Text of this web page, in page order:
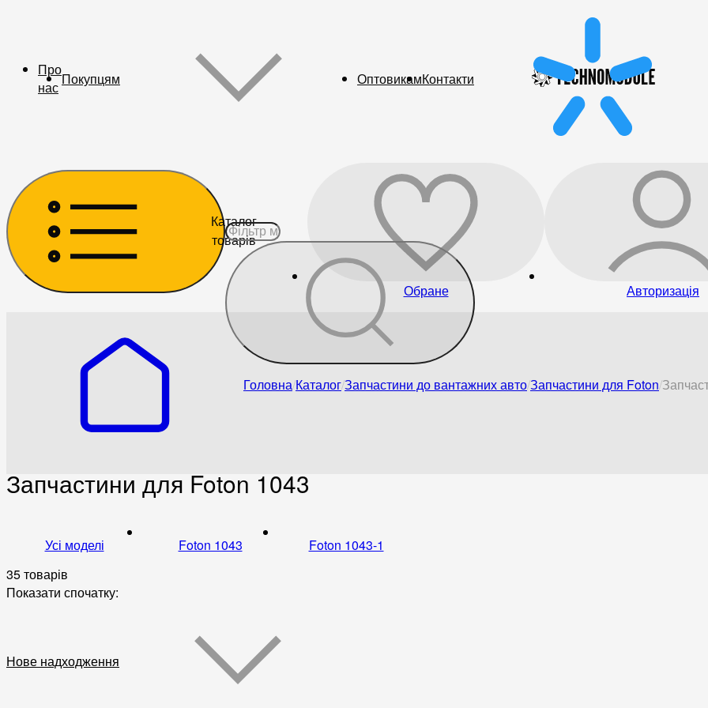
Про
нас Покупцям ОптовикамКонтакти
Каталог
товарів
Обране Авторизація
Головна КаталогЗапчастини до вантажних автоЗапчастини для Foton
Запчастини для Foton 1043
Усі моделі Foton 1043
Foton 1043-1
35 товарів
Показати спочатку:
Нове надходження